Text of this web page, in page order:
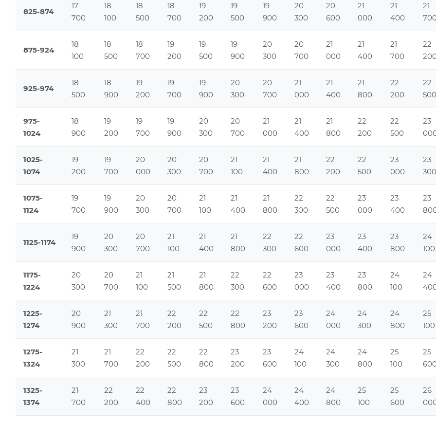
825-874
17
700
18
100
18
500
18
700
19
200
19
500
19
900
20
300
20
600
21
000
21
400
21
875-924
18
100
18
500
18
700
19
200
19
500
19
900
20
300
20
700
21
000
21
400
21
700
22
925-974
18
500
18
900
19
200
19
700
19
900
20
300
20
700
21
000
21
400
21
800
22
200
22
500
975-
1024
18
900
19
200
19
700
19
900
20
300
20
700
21
000
21
400
21
800
22
200
22
500
23
1025-
1074
19
200
19
700
20
000
20
300
20
700
21
100
21
400
21
800
22
200
22
500
23
000
23
300
1075-
1124
19
700
19
900
20
300
20
700
21
100
21
400
21
800
22
300
22
500
23
000
23
400
23
1125-1174
19
900
20
300
20
700
21
100
21
400
21
800
22
300
22
600
23
000
23
400
23
800
24
100
1175-
1224
20
300
20
700
21
100
21
500
21
800
22
300
22
600
23
000
23
400
23
800
24
100
24
1225-
1274
20
900
21
300
21
700
22
200
22
500
22
800
23
200
23
600
24
000
24
300
24
800
25
100
1275-
1324
21
300
21
700
22
200
22
500
22
800
23
200
23
600
24
100
24
300
24
800
25
100
25
1325-
1374
21
700
22
200
22
400
22
800
23
200
23
600
24
000
24
400
24
800
25
100
25
600
26